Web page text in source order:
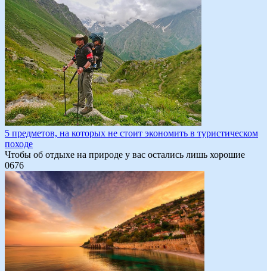
5 предметов, на которых не стоит экономить в туристическом
походе
Чтобы об отдыхе на природе у вас остались лишь хорошие
0676